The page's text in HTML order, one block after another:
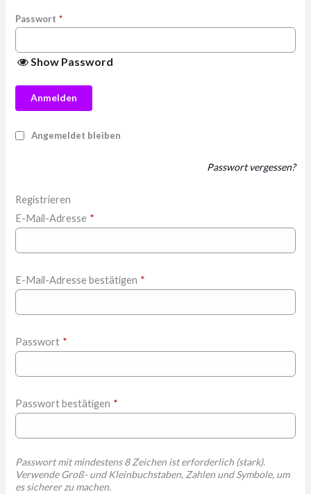
Passwort *
Show Password
Anmelden
Angemeldet bleiben
Passwort vergessen?
Registrieren
E-Mail-Adresse *
E-Mail-Adresse bestätigen *
Passwort *
Passwort bestätigen *
Passwort mit mindestens 8 Zeichen ist erforderlich (stark).
Verwende Groß- und Kleinbuchstaben, Zahlen und Symbole, um
es sicherer zu machen.